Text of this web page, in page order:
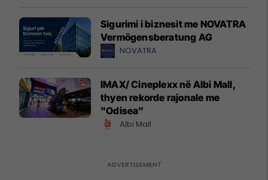
Sigurimi i biznesit me NOVATRA
Vermögensberatung AG
NOVATRA
IMAX/ Cineplexx në Albi Mall,
thyen rekorde rajonale me
"Odisea"
Albi Mall